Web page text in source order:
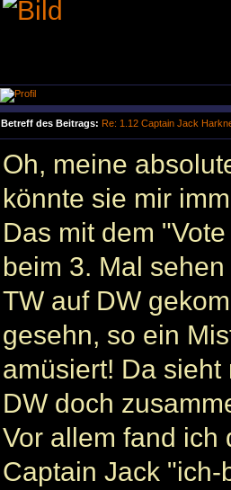
Betreff des Beitrags: Re: 1.12 Captain Jack
Oh, meine
könnte sie mir
Das mit dem
beim 3. Mal
TW auf DW
gesehn, so ein
amüsiert! Da
DW doch
Vor allem fand ich
Captain Jack